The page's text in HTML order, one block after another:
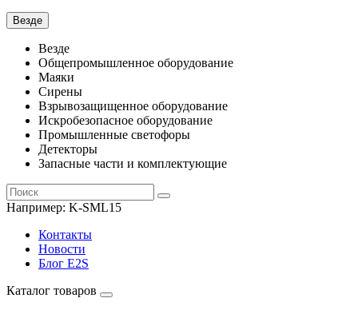
Везде
Везде
Общепромышленное оборудование
Маяки
Сирены
Взрывозащищенное оборудование
Искробезопасное оборудование
Промышленные светофоры
Детекторы
Запасные части и комплектующие
Например: K-SML15
Контакты
Новости
Блог E2S
Каталог товаров